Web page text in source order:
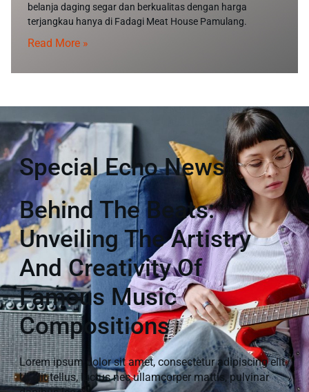
belanja daging segar dan berkualitas dengan harga
terjangkau hanya di Fadagi Meat House Pamulang.
Read More »
Special Echo News
Behind The Beats:
Unveiling The Artistry
And Creativity Of
Famous Music
Compositions
Lorem ipsum dolor sit amet, consectetur adipiscing elit.
Ut elit tellus, luctus nec ullamcorper mattis, pulvinar